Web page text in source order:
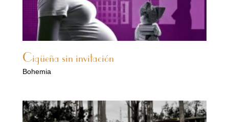
Cigüeña sin invitación
Bohemia